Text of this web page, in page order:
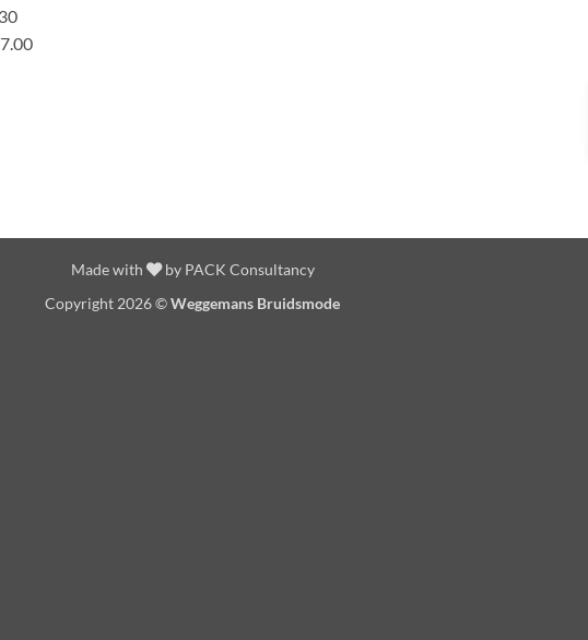
Made with by PACK Consultancy
Copyright 2026 ©Weggemans Bruidsmode